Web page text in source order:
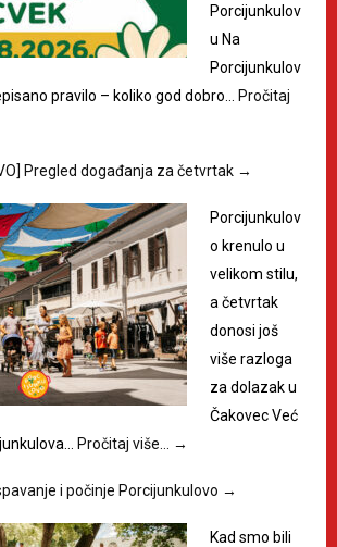
Porcijunkulov
u Na
Porcijunkulov
pravilo – koliko god dobro…
Pročitaj
Pregled događanja za četvrtak →
Porcijunkulov
o krenulo u
velikom stilu,
a četvrtak
donosi još
više razloga
za dolazak u
Čakovec Već
Pročitaj više… →
i počinje Porcijunkulovo →
Kad smo bili